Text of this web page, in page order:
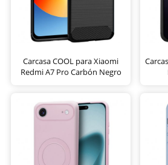
Carcasa COOL para Xiaomi
Redmi A7 Pro Carbón Negro